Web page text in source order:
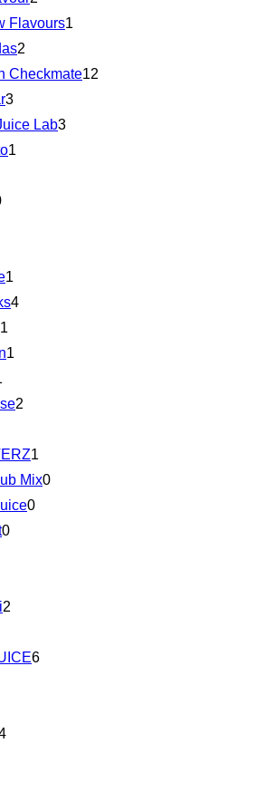
Flavours1
2
Checkmate12
3
Lab3
1
1
4
1
1
2
1
Mix0
0
0
2
6